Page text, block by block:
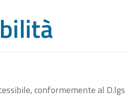
conformemente al